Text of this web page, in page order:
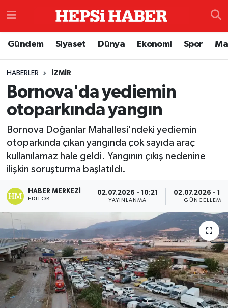
Gündem Siyaset Dünya Ekonomi Spor
HABERLER İZMIR
Bornova'da yediemin
otoparkında yangın
Bornova Doğanlar Mahallesi'ndeki yediemin
otoparkında çıkan yangında çok sayıda araç
kullanılamaz hale geldi. Yangının çıkış nedenine
ilişkin soruşturma başlatıldı.
HABER MERKEZI
EDITÖR
02.07.2026 - 10:21
YAYINLANMA
02.07.2026 -
GÜNCELLEME
Çevre
Dünya
Eğitim
Ekonomi
Genel
Magazin
Özel Haber
Sağlık
İzmir Namaz Vakitleri
İstanbul Trafik Yoğunluk Haritası
Süper Lig Puan Durumu ve Fikstür
Tüm Manşetler
Son Dakika Haberleri